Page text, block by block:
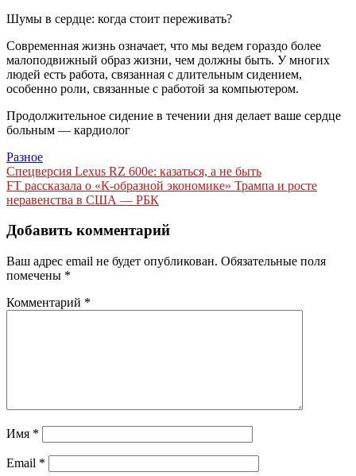
Шумы в сердце: когда стоит переживать?
Современная жизнь означает, что мы ведем гораздо более
малоподвижный образ жизни, чем должны быть. У многих
людей есть работа, связанная с длительным сидением,
особенно роли, связанные с работой за компьютером.
Продолжительное сидение в течении дня делает ваше сердце
больным — кардиолог
Разное
Навигация
по
Спецверсия Lexus RZ 600e: казаться, а не быть
FT рассказала о «К-образной экономике» Трампа и росте
неравенства в США — РБК
Добавить комментарий
Ваш адрес email не будет опубликован. Обязательные поля
помечены *
Комментарий *
Имя *
Email *